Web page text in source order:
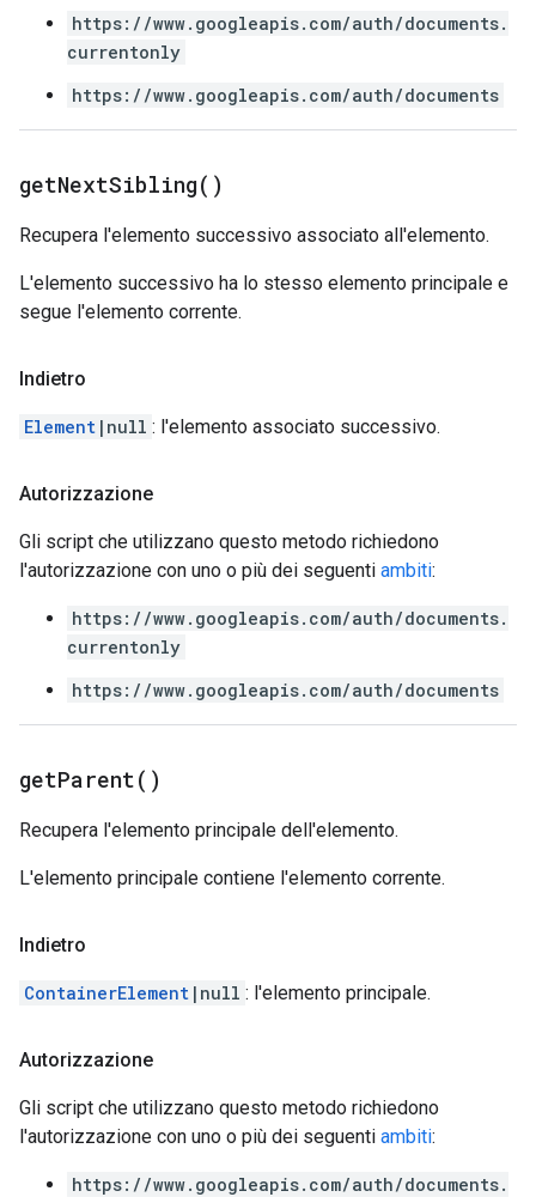
https://www.googleapis.com/auth/documents.
currentonly
https://www.googleapis.com/auth/documents
getNextSibling( )
Recupera l'elemento successivo associato all'elemento.
L'elemento successivo ha lo stesso elemento principale e
segue l'elemento corrente.
Indietro
Element |null : l'elemento associato successivo.
Autorizzazione
Gli script che utilizzano questo metodo richiedono
l'autorizzazione con uno o più dei seguenti ambiti:
https://www.googleapis.com/auth/documents.
currentonly
https://www.googleapis.com/auth/documents
getParent( )
Recupera l'elemento principale dell'elemento.
L'elemento principale contiene l'elemento corrente.
Indietro
ContainerElement |null : l'elemento principale.
Autorizzazione
Gli script che utilizzano questo metodo richiedono
l'autorizzazione con uno o più dei seguenti ambiti:
https://www.googleapis.com/auth/documents.